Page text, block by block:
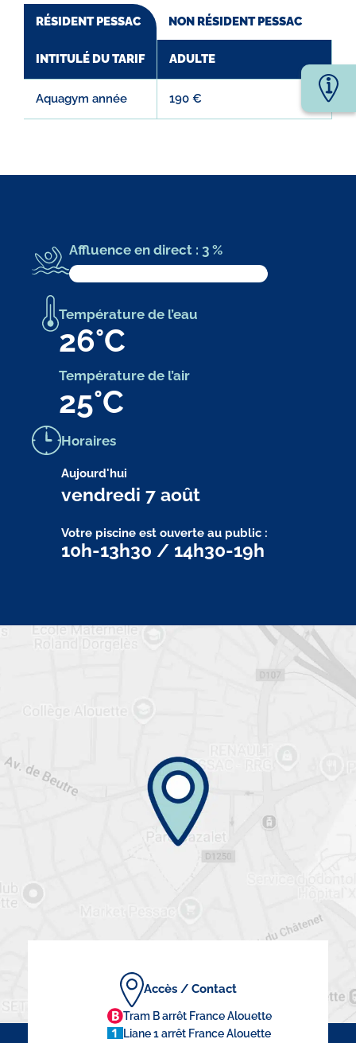
RÉSIDENT PESSAC
NON RÉSIDENT PESSAC
INTITULÉ DU TARIF ADULTE
Aquagym année 190 €
Affluence en direct : 3 %
Température de l’eau
26°C
Température de l’air
25°C
Horaires
Aujourd'hui
vendredi 7 août
Votre piscine est ouverte au public :
10h-13h30 / 14h30-19h
Accès / Contact
Tram B arrêt France Alouette
Liane 1 arrêt France Alouette